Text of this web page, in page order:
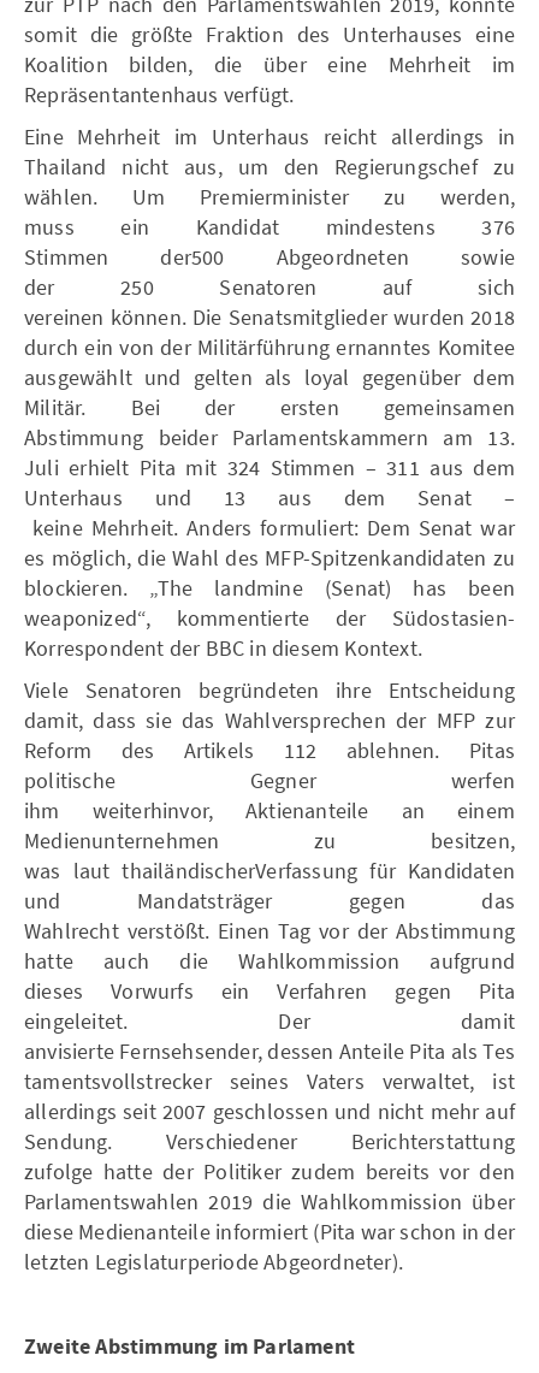
somit die größte Fraktion des Unterhauses eine
Koalition bilden, die über eine Mehrheit im
Repräsentantenhaus verfügt.
Eine Mehrheit im Unterhaus reicht allerdings in
Thailand nicht aus, um den Regierungschef zu
wählen. Um Premierminister zu werden,
muss ein Kandidat mindestens 376
Stimmen der500 Abgeordneten sowie
der 250 Senatoren auf sich
vereinen können. Die Senatsmitglieder wurden 2018
durch ein von der Militärführung ernanntes Komitee
ausgewählt und gelten als loyal gegenüber dem
Militär. Bei der ersten gemeinsamen
Abstimmung beider Parlamentskammern am 13.
Juli erhielt Pita mit 324 Stimmen – 311 aus dem
Unterhaus und 13 aus dem Senat –
keine Mehrheit. Anders formuliert: Dem Senat war
es möglich, die Wahl des MFP-Spitzenkandidaten zu
blockieren. „The landmine (Senat) has been
weaponized“, kommentierte der Südostasien-
Korrespondent der BBC in diesem Kontext.
Viele Senatoren begründeten ihre Entscheidung
damit, dass sie das Wahlversprechen der MFP zur
Reform des Artikels 112 ablehnen. Pitas
politische Gegner werfen
ihm weiterhinvor, Aktienanteile an einem
Medienunternehmen zu besitzen,
was laut thailändischerVerfassung für Kandidaten
und Mandatsträger gegen das
Wahlrecht verstößt. Einen Tag vor der Abstimmung
hatte auch die Wahlkommission aufgrund
dieses Vorwurfs ein Verfahren gegen Pita
eingeleitet. Der damit
anvisierte Fernsehsender, dessen Anteile Pita als Tes
tamentsvollstrecker seines Vaters verwaltet, ist
allerdings seit 2007 geschlossen und nicht mehr auf
Sendung. Verschiedener Berichterstattung
zufolge hatte der Politiker zudem bereits vor den
Parlamentswahlen 2019 die Wahlkommission über
diese Medienanteile informiert (Pita war schon in der
letzten Legislaturperiode Abgeordneter).
Zweite Abstimmung im Parlament